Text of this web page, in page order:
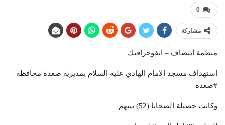
0
مشاركة
منظمة انتصاف – انفوجرافيك
استهداف مسجد الامام الهادي عليه السلام بمديرية صعدة محافظة
#صعدة
وكانت حصيلة الضحايا (52) بينهم